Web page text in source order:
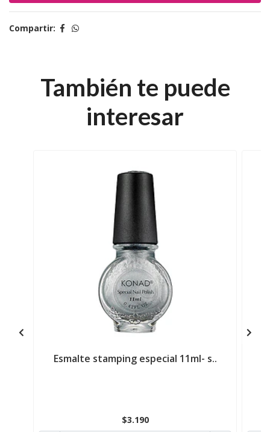
Compartir:
También te puede
interesar
Esmalte stamping especial 11ml- s..
$3.190